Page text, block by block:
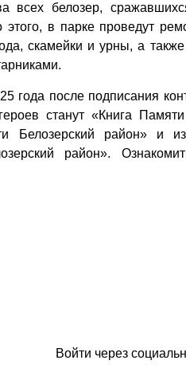
всех белозер,
в парке проведут
скамейки и урны, а
года после подписания
станут «Книга
Белозерский район» и
район».
Войти через